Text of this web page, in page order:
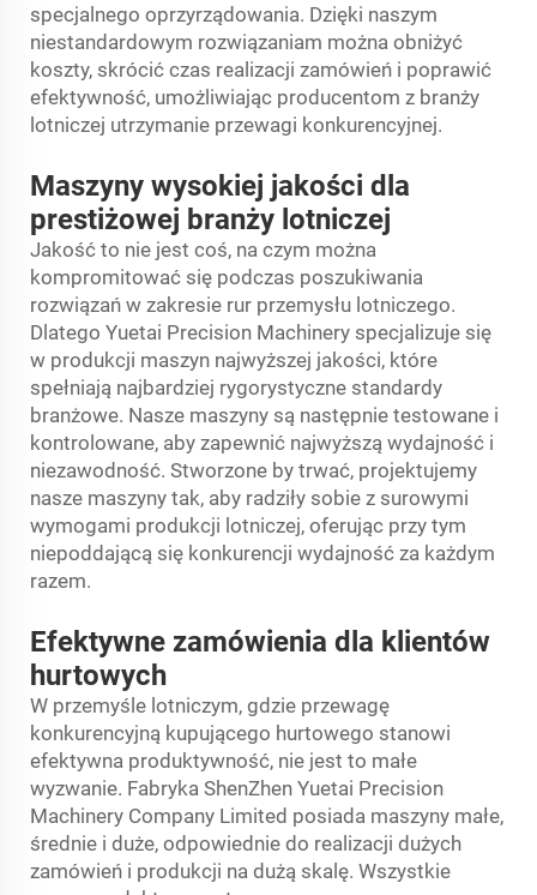
specjalnego oprzyrządowania. Dzięki naszym
niestandardowym rozwiązaniam można obniżyć
koszty, skrócić czas realizacji zamówień i poprawić
efektywność, umożliwiając producentom z branży
lotniczej utrzymanie przewagi konkurencyjnej.
Maszyny wysokiej jakości dla
prestiżowej branży lotniczej
Jakość to nie jest coś, na czym można
kompromitować się podczas poszukiwania
rozwiązań w zakresie rur przemysłu lotniczego.
Dlatego Yuetai Precision Machinery specjalizuje się
w produkcji maszyn najwyższej jakości, które
spełniają najbardziej rygorystyczne standardy
branżowe. Nasze maszyny są następnie testowane i
kontrolowane, aby zapewnić najwyższą wydajność i
niezawodność. Stworzone by trwać, projektujemy
nasze maszyny tak, aby radziły sobie z surowymi
wymogami produkcji lotniczej, oferując przy tym
niepoddającą się konkurencji wydajność za każdym
razem.
Efektywne zamówienia dla klientów
hurtowych
W przemyśle lotniczym, gdzie przewagę
konkurencyjną kupującego hurtowego stanowi
efektywna produktywność, nie jest to małe
wyzwanie. Fabryka ShenZhen Yuetai Precision
Machinery Company Limited posiada maszyny małe,
średnie i duże, odpowiednie do realizacji dużych
zamówień i produkcji na dużą skalę. Wszystkie